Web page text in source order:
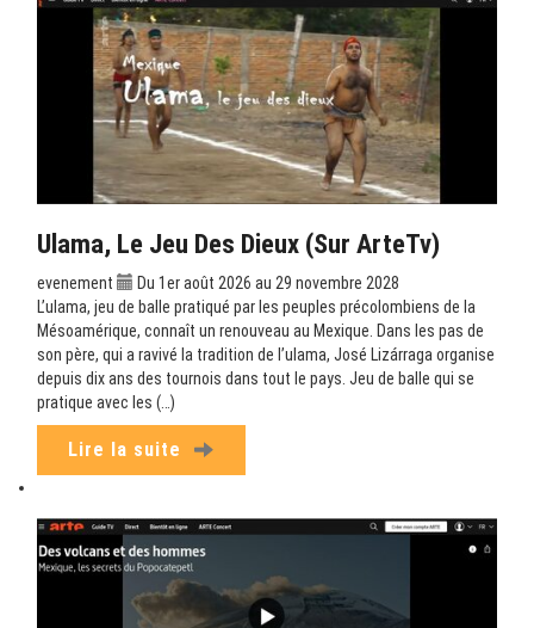
Ulama, Le Jeu Des Dieux (sur ArteTv)
evenement
Du 1er août 2026 au 29 novembre 2028
L’ulama, jeu de balle pratiqué par les peuples précolombiens de la
Mésoamérique, connaît un renouveau au Mexique. Dans les pas de
son père, qui a ravivé la tradition de l’ulama, José Lizárraga organise
depuis dix ans des tournois dans tout le pays. Jeu de balle qui se
pratique avec les (…)
Lire la suite